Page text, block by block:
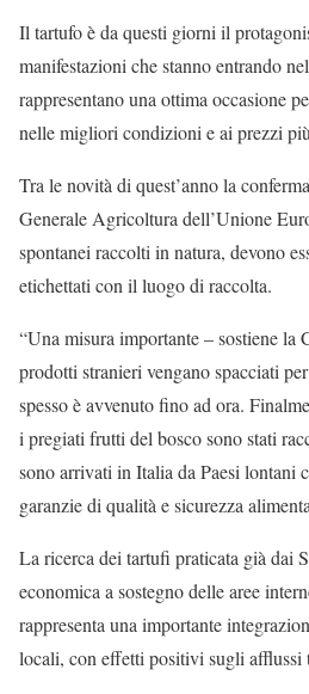
Il tartufo è da questi giorni il
manifestazioni che stanno entrando
rappresentano una ottima occasione
nelle migliori condizioni e ai prezzi
Tra le novità di quest’anno la
Generale Agricoltura dell’Unione
spontanei raccolti in natura, devono
etichettati con il luogo di raccolta.
“Una misura importante – sostiene la
prodotti stranieri vengano spacciati
spesso è avvenuto fino ad ora.
i pregiati frutti del bosco sono stati
sono arrivati in Italia da Paesi lontani
garanzie di qualità e sicurezza
La ricerca dei tartufi praticata già dai
economica a sostegno delle aree
rappresenta una importante
locali, con effetti positivi sugli afflussi